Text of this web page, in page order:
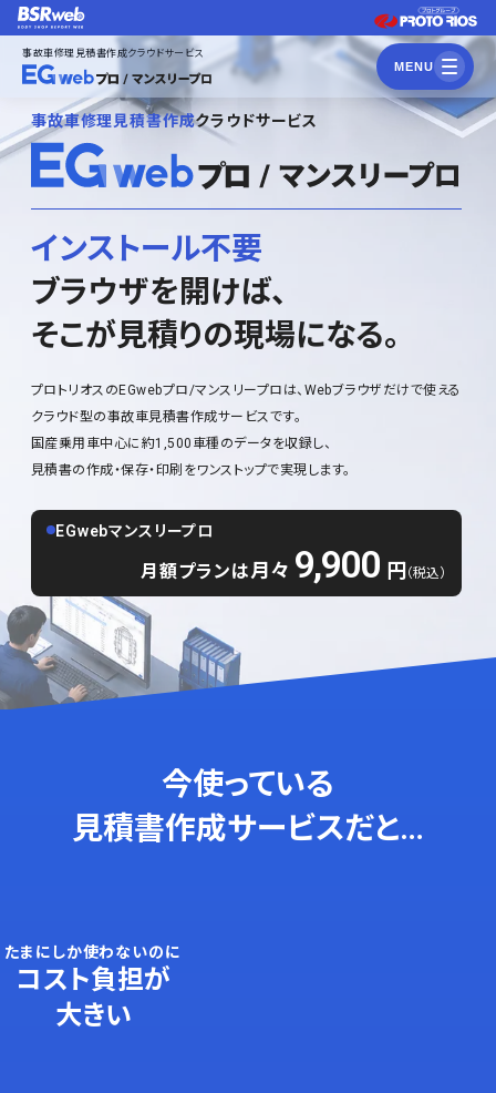
事故車修理見積書作成クラウドサービス
MENU
事故車修理見積書作成クラウドサービス
インストール不要
ブラウザを開けば、
そこが見積りの現場になる。
プロトリオスのEGwebプロ/マンスリープロは、Webブラウザだけで使える
クラウド型の事故車見積書作成サービスです。
国産乗用車中心に約1,500車種のデータを収録し、
見積書の作成・保存・印刷をワンストップで実現します。
EGwebマンスリープロ
月額プランは月々 9,900 円（税込）
今使っている
見積書作成サービスだと…
たまにしか使わないのに
コスト負担が
大きい